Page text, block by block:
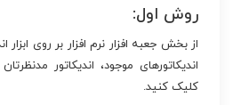
روش اول:
از بخش جعبه افزار نرم افزار بر روی ابزار
اندیکاتورهای موجود، اندیکاتور
کلیک کنید.